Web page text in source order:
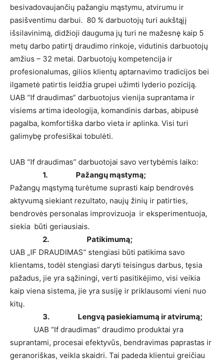
besivadovaujančių pažangiu mąstymu, atvirumu ir
pasišventimu darbui. 80 % darbuotojų turi aukštąjį
išsilavinimą, didžioji dauguma jų turi ne mažesnę kaip 5
metų darbo patirtį draudimo rinkoje, vidutinis darbuotojų
amžius – 32 metai. Darbuotojų kompetencija ir
profesionalumas, gilios klientų aptarnavimo tradicijos bei
ilgametė patirtis leidžia grupei užimti lyderio poziciją.
UAB “If draudimas“ darbuotojus vienija suprantama ir
visiems artima ideologija, komandinis darbas, abipusė
pagalba, komfortiška darbo vieta ir aplinka. Visi turi
galimybę profesiškai tobulėti.
UAB “If draudimas” darbuotojai savo vertybėmis laiko:
1. Pažangų mąstymą;
Pažangų mąstymą turėtume suprasti kaip bendrovės
aktyvumą siekiant rezultato, naujų žinių ir patirties,
bendrovės personalas improvizuoja ir eksperimentuoja,
siekia būti geriausiais.
2.
Patikimumą;
UAB „IF DRAUDIMAS“ stengiasi būti patikima savo
klientams, todėl stengiasi daryti teisingus darbus, tęsia
pažadus, jie yra sąžiningi, verti pasitikėjimo, visi veikia
kaip viena sistema, jie yra susiję ir priklausomi vieni nuo
kitų.
3. Lengvą pasiekiamumą ir atvirumą;
UAB “If draudimas” draudimo produktai yra
suprantami, procesai efektyvūs, bendravimas paprastas ir
geranoriškas, veikla skaidri. Tai padeda klientui greičiau